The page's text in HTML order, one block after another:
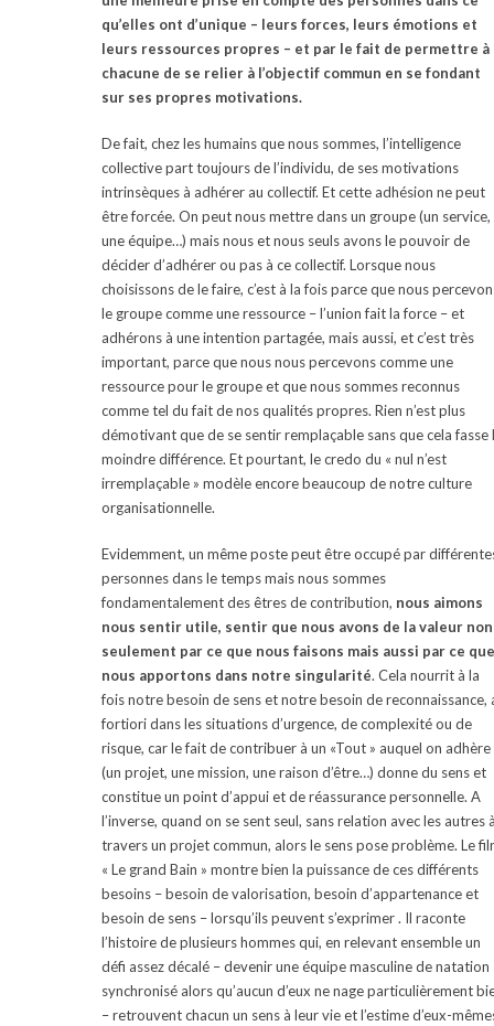
qu’elles ont d’unique – leurs forces, leurs émotions et
leurs ressources propres – et par le fait de permettre à
chacune de se relier à l’objectif commun en se fondant
sur ses propres motivations.
De fait, chez les humains que nous sommes, l’intelligence
collective part toujours de l’individu, de ses motivations
intrinsèques à adhérer au collectif. Et cette adhésion ne peut
être forcée. On peut nous mettre dans un groupe (un service,
une équipe…) mais nous et nous seuls avons le pouvoir de
décider d’adhérer ou pas à ce collectif. Lorsque nous
choisissons de le faire, c’est à la fois parce que nous
le groupe comme une ressource – l’union fait la force – et
adhérons à une intention partagée, mais aussi, et c’est très
important, parce que nous nous percevons comme une
ressource pour le groupe et que nous sommes reconnus
comme tel du fait de nos qualités propres. Rien n’est plus
démotivant que de se sentir remplaçable sans que cela fasse
moindre différence. Et pourtant, le credo du « nul n’est
irremplaçable » modèle encore beaucoup de notre culture
organisationnelle.
Evidemment, un même poste peut être occupé par
personnes dans le temps mais nous sommes
fondamentalement des êtres de contribution, nous aimons
nous sentir utile, sentir que nous avons de la valeur non
seulement par ce que nous faisons mais aussi par ce que
nous apportons dans notre singularité. Cela nourrit à la
fois notre besoin de sens et notre besoin de reconnaissance,
fortiori dans les situations d’urgence, de complexité ou de
risque, car le fait de contribuer à un «Tout » auquel on adhère
(un projet, une mission, une raison d’être…) donne du sens et
constitue un point d’appui et de réassurance personnelle. A
l’inverse, quand on se sent seul, sans relation avec les autres à
travers un projet commun, alors le sens pose problème. Le
« Le grand Bain » montre bien la puissance de ces différents
besoins – besoin de valorisation, besoin d’appartenance et
besoin de sens – lorsqu’ils peuvent s’exprimer . Il raconte
l’histoire de plusieurs hommes qui, en relevant ensemble un
défi assez décalé – devenir une équipe masculine de natation
synchronisé alors qu’aucun d’eux ne nage particulièrement
– retrouvent chacun un sens à leur vie et l’estime d’eux-